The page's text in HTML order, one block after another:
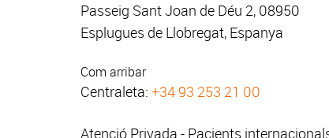
Passeig Sant Joan de Déu 2, 08950
Esplugues de Llobregat, Espanya
Com arribar
Centraleta: +34 93 253 21 00
Atenció Privada - Pacients